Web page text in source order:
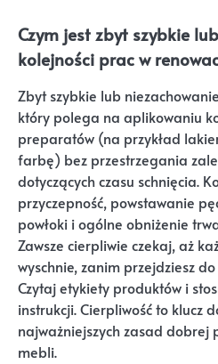
Czym jest zbyt szybkie
kolejności prac w
Zbyt szybkie lub
który polega na aplikowaniu
preparatów (na przykład
farbę) bez przestrzegania
dotyczących czasu schnięcia.
przyczepność, powstawanie
powłoki i ogólne obniżenie
Zawsze cierpliwie czekaj, aż
wyschnie, zanim przejdziesz
Czytaj etykiety produktów i
instrukcji. Cierpliwość to klucz
najważniejszych zasad dobrej
mebli.